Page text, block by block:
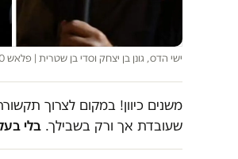
ישי הדס, גונן בן יצחק וסדי בן שטרית | פלאש 90, צילום מסך והדמוקרטית
משנים כיוון! במקום לצרוך
שעובדת אך ורק בשבילך. בלי